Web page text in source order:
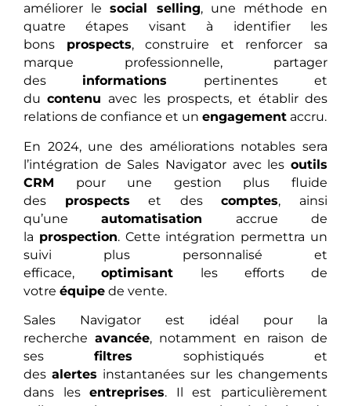
améliorer lesocial selling, une méthode en
quatre étapes visant à identifier les
bons prospects, construire et renforcer sa
marque professionnelle, partager
desinformations pertinentes et
ducontenu avec les prospects, et établir des
relations de confiance et un engagement accru.
En 2024, une des améliorations notables sera
l’intégration de Sales Navigator avec les outils
CRM pour une gestion plus fluide
des prospects et descomptes, ainsi
qu’uneautomatisation accrue de
la prospection. Cette intégration permettra un
suivi plus personnalisé et
efficace,optimisant les efforts de
votre équipe de vente.
Sales Navigator est idéal pour la
recherche avancée, notamment en raison de
sesfiltres sophistiqués et
des alertes instantanées sur les changements
dans lesentreprises. Il est particulièrement